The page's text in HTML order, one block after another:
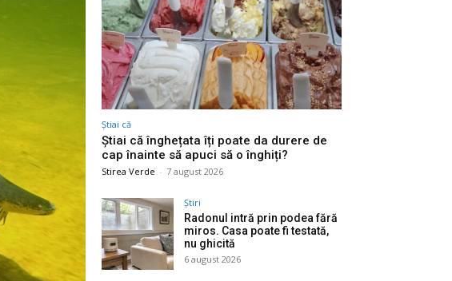
Știai că
Știai că înghețata îți poate da durere de
cap înainte să apuci să o înghiți?
Stirea Verde - 7 august 2026
Știri
Radonul intră prin podea fără
miros. Casa poate fi testată,
nu ghicită
6 august 2026